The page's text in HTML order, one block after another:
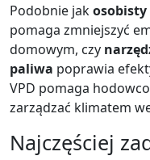
Podobnie jak
pomaga zmniejszyć
domowym, czy
paliwa poprawia
VPD pomaga
zarządzać klimatem
Najczęściej